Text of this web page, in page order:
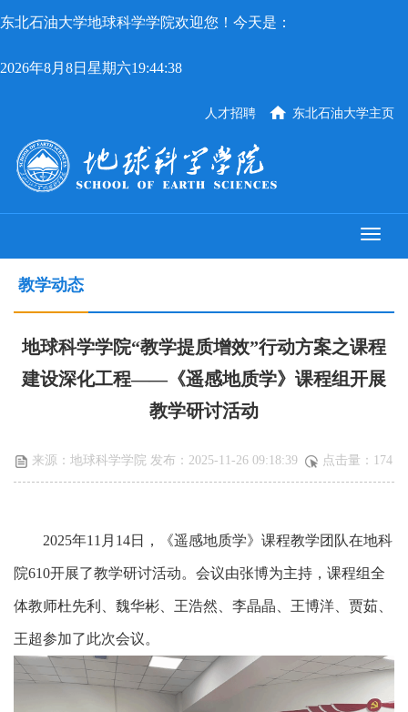
东北石油大学地球科学学院欢迎您！今天是：
2026年8月8日星期六19:44:39
东北石油大学主页
人才招聘
教学动态
地球科学学院“教学提质增效”行动方案之课程
建设深化工程——《遥感地质学》课程组开展
教学研讨活动
来源：地球科学学院 发布：2025-11-26 09:18:39 点击量： 174
2025年11 月 14日，《遥感地质学》 课程教学团队在地科
院610开展了教学研讨活动。会议由张博为主持， 课程组全
体教师杜先利、魏华彬、王浩然、李晶晶、王博洋、贾茹、
王超参加了此次会议。